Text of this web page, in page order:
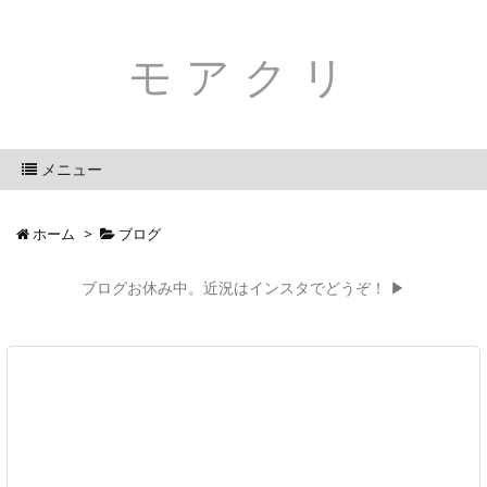
モアクリ
メニュー
ホーム > ブログ
ブログお休み中。近況はインスタでどうぞ！ ▶